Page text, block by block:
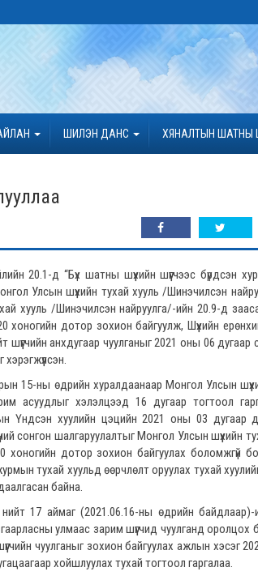
ШИЛЭН ДАНС ХЯНАЛТЫН ШАТНЫ
20.1-д “Бүх шатны шүүхийн шүүгчээс бүрдсэн
Улсын шүүхийн тухай хууль /Шинэчилсэн
хууль /Шинэчилсэн найруулга/-ийн 20.9-д
хоногийн дотор зохион байгуулж, Шүүхийн
шүүгчийн анхдугаар чуулганыг 2021 оны 06
15-ны өдрийн хуралдаанаар Монгол Улсын
асуудлыг хэлэлцээд 16 дугаар тогтоол
хуулийн цэцийн 2021 оны 03 дугаар
сонгон шалгаруулалтыг Монгол Улсын шүүхийн
дотор зохион байгуулах боломжгүй
тухай хуульд өөрчлөлт оруулах тухай
байна.
17 аймаг (2021.06.16-ны өдрийн байдлаар)-
улмаас зарим шүүгчид чуулганд оролцох
чуулганыг зохион байгуулах ажлын хэсэг
хойшлуулах тухай тогтоол гаргалаа.